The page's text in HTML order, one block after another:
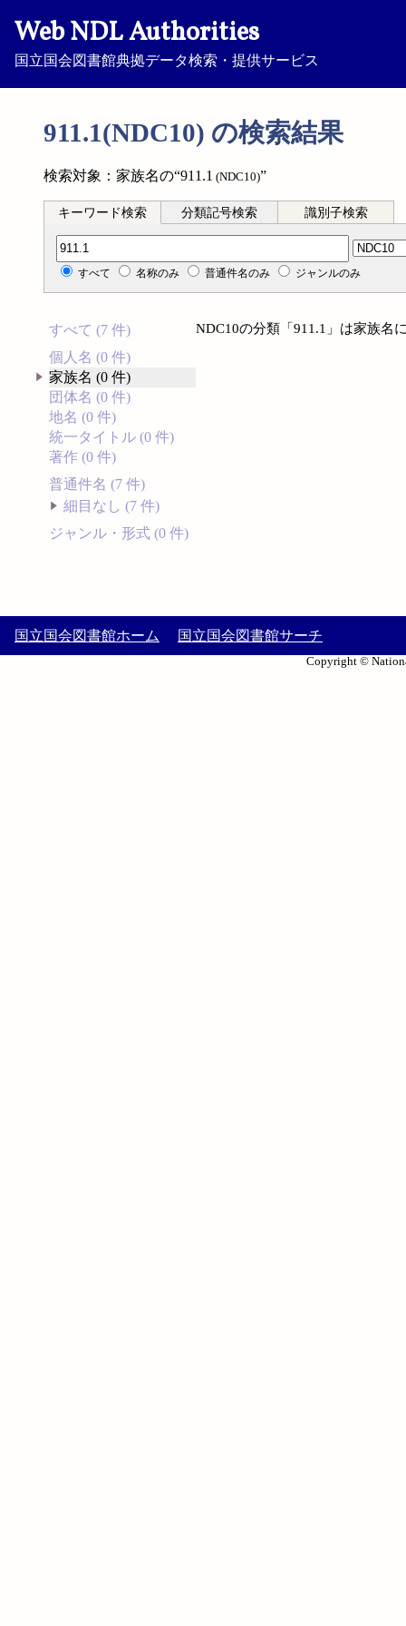
Web NDL Authorities
国立国会図書館典拠データ検索・提供サービス
911.1(NDC10) の検索結果
検索対象：家族名の“911.1 (NDC10)”
キーワード検索 分類記号検索 識別子検索
分類記号検索
すべて 名称のみ 普通件名のみ ジャンルのみ
すべて (7 件)
個人名 (0 件)
家族名 (0 件)
団体名 (0 件)
地名 (0 件)
統一タイトル (0 件)
著作 (0 件)
普通件名 (7 件)
細目なし (7 件)
ジャンル・形式 (0 件)
NDC10の分類「911.1」は家族名
国立国会図書館ホーム 国立国会図書館サーチ
Copyright ©